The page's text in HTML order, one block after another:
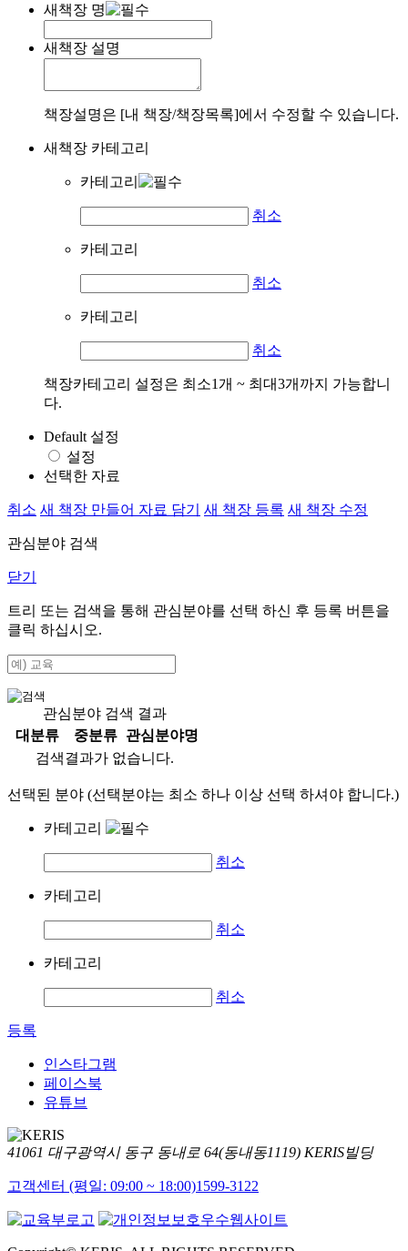
새책장 명
새책장 설명
책장설명은 [내 책장/책장목록]에서 수정할 수 있습니다.
새책장 카테고리
카테고리
취소
카테고리
취소
카테고리
취소
책장카테고리 설정은 최소1개 ~ 최대3개까지 가능합니
다.
Default 설정
설정
선택한 자료
취소 새 책장 만들어 자료 담기 새 책장 등록 새 책장 수정
관심분야 검색
닫기
트리 또는 검색을 통해 관심분야를 선택 하신 후 등록 버튼을
클릭 하십시오.
관심분야 검색 결과
대분류
중분류
관심분야명
검색결과가 없습니다.
선택된 분야 (선택분야는 최소 하나 이상 선택 하셔야 합니다.)
카테고리
취소
카테고리
취소
카테고리
취소
등록
인스타그램
페이스북
유튜브
41061 대구광역시 동구 동내로 64(동내동1119) KERIS빌딩
고객센터 (평일: 09:00 ~ 18:00)1599-3122